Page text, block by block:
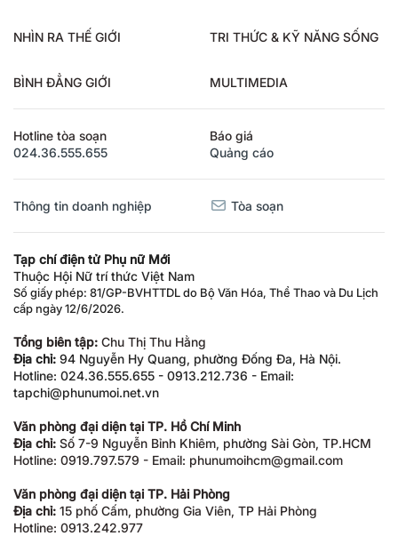
NHÌN RA THẾ GIỚI TRI THỨC & KỸ NĂNG SỐNG
BÌNH ĐẲNG GIỚI MULTIMEDIA
Hotline tòa soạn
024.36.555.655
Báo giá
Quảng cáo
Thông tin doanh nghiệp Tòa soạn
Tạp chí điện tử Phụ nữ Mới
Thuộc Hội Nữ trí thức Việt Nam
Số giấy phép: 81/GP-BVHTTDL do Bộ Văn Hóa, Thể Thao và Du Lịch
cấp ngày 12/6/2026.
Tổng biên tập: Chu Thị Thu Hằng
Địa chỉ: 94 Nguyễn Hy Quang, phường Đống Đa, Hà Nội.
Hotline: 024.36.555.655 - 0913.212.736 - Email:
tapchi@phunumoi.net.vn
Văn phòng đại diện tại TP. Hồ Chí Minh
Địa chỉ: Số 7-9 Nguyễn Bỉnh Khiêm, phường Sài Gòn, TP.HCM
Hotline: 0919.797.579 - Email: phunumoihcm@gmail.com
Văn phòng đại diện tại TP. Hải Phòng
Địa chỉ: 15 phố Cấm, phường Gia Viên, TP Hải Phòng
Hotline: 0913.242.977